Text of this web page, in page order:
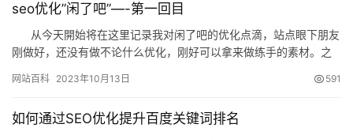
seo优化”闲了吧”—-第一回目
从今天開始将在这里记录我对闲了吧的优化点滴，站点眼下朋友
刚做好，还没有做不论什么优化，刚好可以拿来做练手的素材。之
网站百科 2023年10月13日 591
如何通过SEO优化提升百度关键词排名